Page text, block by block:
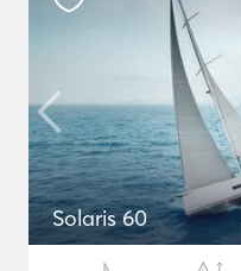
Solaris 60